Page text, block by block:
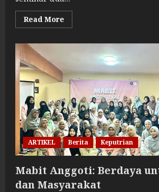
Read More
more
Seminar
Medis
dan
Syariah,
Angkat
Isu
Kesehatan
Perempuan
ARTIKEL Berita Keputrian
Mabit Anggoti: Berdaya
dan Masyarakat